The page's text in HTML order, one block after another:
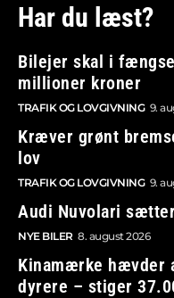
Har du læst?
Bilejer skal i
millioner kroner
TRAFIK OG LOVGIVNING 9.
Kræver grønt
lov
TRAFIK OG LOVGIVNING 9.
Audi Nuvolari
NYE BILER 8. august 2026
Kinamærke hævder
dyrere – stiger